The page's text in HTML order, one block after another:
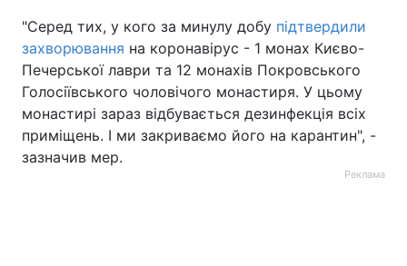
"Серед тих, у кого за минулу добу підтвердили
захворювання на коронавірус - 1 монах Києво-
Печерської лаври та 12 монахiв Покровського
Голосiївського чоловiчого монастиря. У цьому
монастирі зараз відбувається дезинфекція всіх
приміщень. І ми закриваємо його на карантин", -
зазначив мер.
Реклама